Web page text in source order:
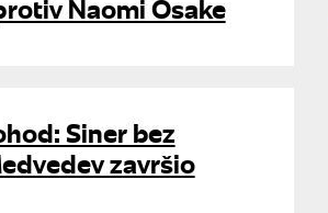
Siner bez
završio